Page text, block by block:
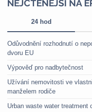
NEJČTENĚJŠÍ NA
24 hod
Odůvodnění rozhodnutí o
dvoru EU
Výpověď pro nadbytečnost
Užívání nemovitosti ve
manželem rodiče
Urban waste water